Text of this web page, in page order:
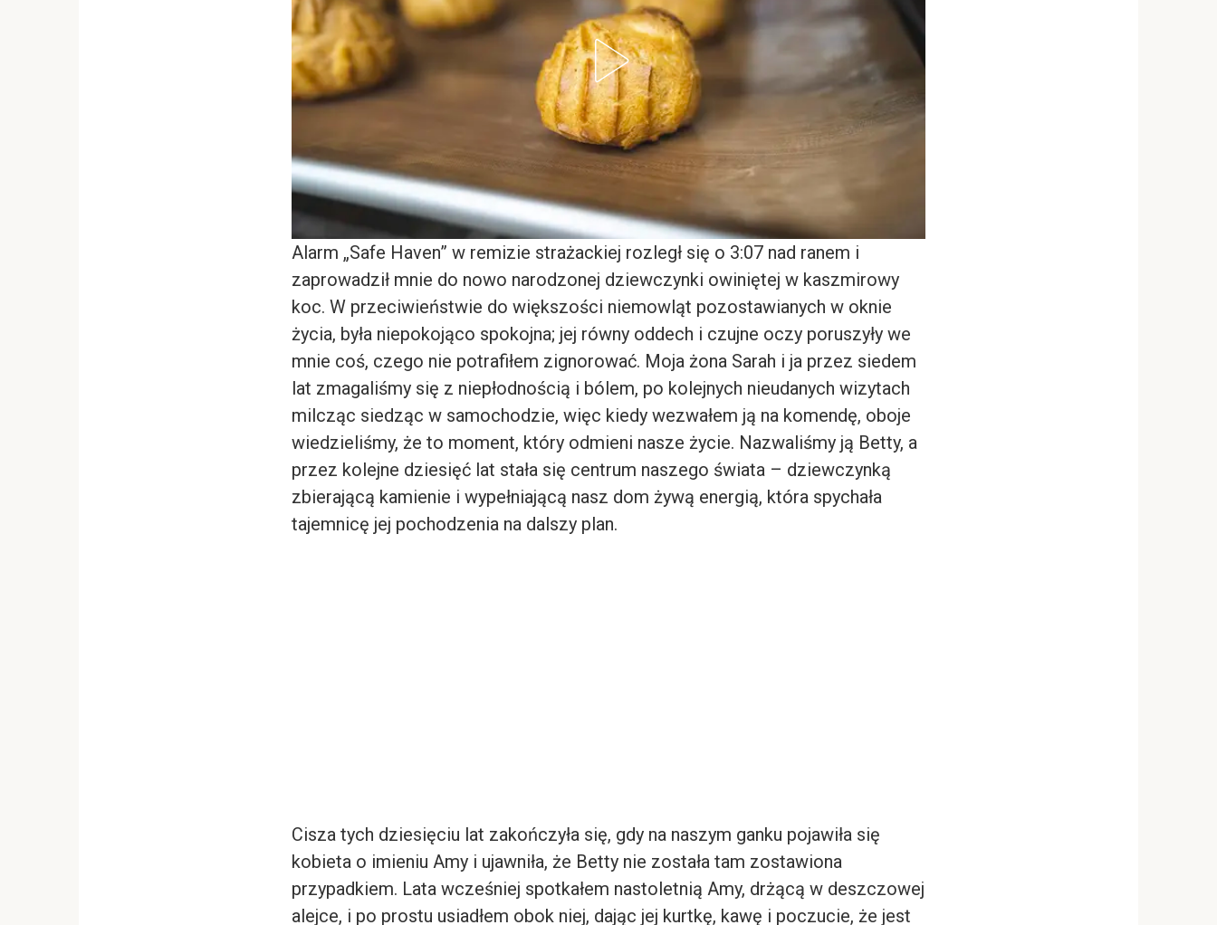
Alarm „Safe Haven” w remizie strażackiej rozległ się o 3:07 nad ranem i
zaprowadził mnie do nowo narodzonej dziewczynki owiniętej w kaszmirowy
koc. W przeciwieństwie do większości niemowląt pozostawianych w oknie
życia, była niepokojąco spokojna; jej równy oddech i czujne oczy poruszyły we
mnie coś, czego nie potrafiłem zignorować. Moja żona Sarah i ja przez siedem
lat zmagaliśmy się z niepłodnością i bólem, po kolejnych nieudanych wizytach
milcząc siedząc w samochodzie, więc kiedy wezwałem ją na komendę, oboje
wiedzieliśmy, że to moment, który odmieni nasze życie. Nazwaliśmy ją Betty, a
przez kolejne dziesięć lat stała się centrum naszego świata – dziewczynką
zbierającą kamienie i wypełniającą nasz dom żywą energią, która spychała
tajemnicę jej pochodzenia na dalszy plan.
Cisza tych dziesięciu lat zakończyła się, gdy na naszym ganku pojawiła się
kobieta o imieniu Amy i ujawniła, że Betty nie została tam zostawiona
przypadkiem. Lata wcześniej spotkałem nastoletnią Amy, drżącą w deszczowej
alejce, i po prostu usiadłem obok niej, dając jej kurtkę, kawę i poczucie, że jest